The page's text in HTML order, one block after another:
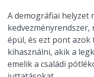
A demográfiai helyzet
kedvezményrendszer,
épül, és ezt pont
kihasználni, akik a
emelik a családi